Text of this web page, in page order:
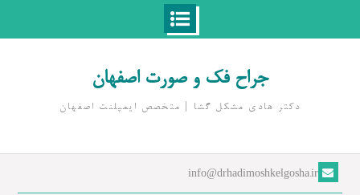
جراح فک و صورت اصفهان
دکتر هادی مشکل گشا | متخصص ايمپلنت اصفهان
info@drhadimoshkelgosha.ir